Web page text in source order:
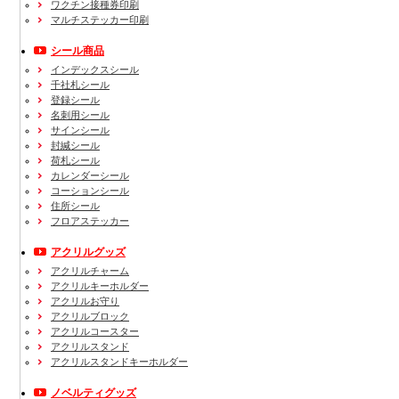
ワクチン接種券印刷
マルチステッカー印刷
シール商品
インデックスシール
千社札シール
登録シール
名刺用シール
サインシール
封緘シール
荷札シール
カレンダーシール
コーションシール
住所シール
フロアステッカー
アクリルグッズ
アクリルチャーム
アクリルキーホルダー
アクリルお守り
アクリルブロック
アクリルコースター
アクリルスタンド
アクリルスタンドキーホルダー
ノベルティグッズ